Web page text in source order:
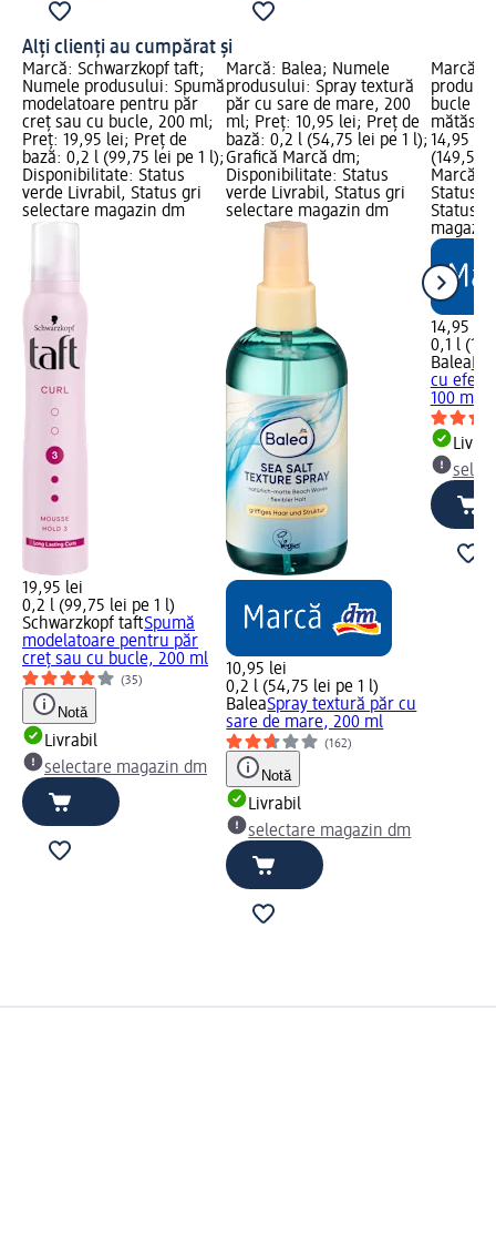
Alți clienți au cumpărat și
Marcă: Schwarzkopf taft;
Numele produsului: Spumă
modelatoare pentru păr
creț sau cu bucle, 200 ml;
Preț: 19,95 lei; Preț de
bază: 0,2 l (99,75 lei pe 1 l);
Disponibilitate: Status
verde Livrabil, Status gri
selectare magazin dm
19,95 lei
0,2 l (99,75 lei pe 1 l)
Schwarzkopf taftSpumă
modelatoare pentru păr
creț sau cu bucle, 200 ml
(35)
Notă
Livrabil
selectare magazin dm
Marcă: Balea; Numele
produsului: Spray textură
păr cu sare de mare, 200
ml; Preț: 10,95 lei; Preț de
bază: 0,2 l (54,75 lei pe 1 l);
Grafică Marcă dm;
Disponibilitate: Status
verde Livrabil, Status gri
selectare magazin dm
10,95 lei
0,2 l (54,75 lei pe 1 l)
BaleaSpray textură păr cu
sare de mare, 200 ml
(162)
Notă
Livrabil
selectare magazin dm
Marcă:
bucle
14,95
(149,50
Marcă
Status
Status
14,95 lei
0,1 l
Balea
cu efect
100 ml